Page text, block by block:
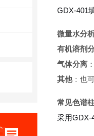
GDX-401
微量水分
有机溶剂
气体分离
其他：也
常见色谱
采用GDX-